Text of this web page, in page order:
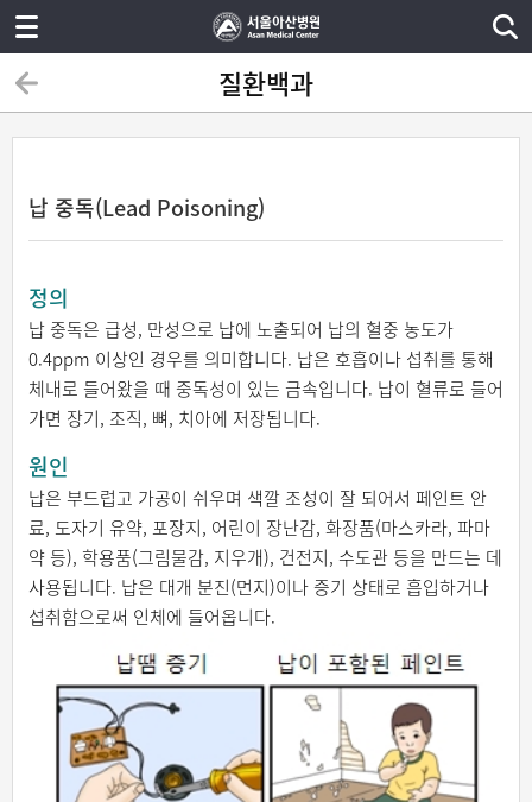
질환백과
납 중독(Lead Poisoning)
정의
납 중독은 급성, 만성으로 납에 노출되어 납의 혈중 농도가
0.4ppm 이상인 경우를 의미합니다. 납은 호흡이나 섭취를 통해
체내로 들어왔을 때 중독성이 있는 금속입니다. 납이 혈류로 들어
가면 장기, 조직, 뼈, 치아에 저장됩니다.
원인
납은 부드럽고 가공이 쉬우며 색깔 조성이 잘 되어서 페인트 안
료, 도자기 유약, 포장지, 어린이 장난감, 화장품(마스카라, 파마
약 등), 학용품(그림물감, 지우개), 건전지, 수도관 등을 만드는 데
사용됩니다. 납은 대개 분진(먼지)이나 증기 상태로 흡입하거나
섭취함으로써 인체에 들어옵니다.